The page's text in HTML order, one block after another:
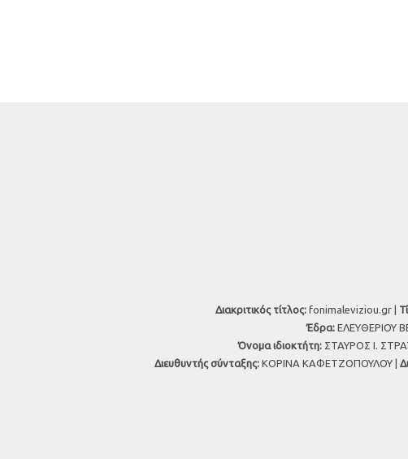
Διακριτικός τίτλος: fonimaleviziou.gr |
Έδρα: ΕΛΕΥΘΕΡΙΟΥ
Όνομα ιδιοκτήτη: ΣΤΑΥΡΟΣ Ι.
Διευθυντής σύνταξης: ΚΟΡΙΝΑ ΚΑΦΕΤΖΟΠΟΥΛΟΥ |